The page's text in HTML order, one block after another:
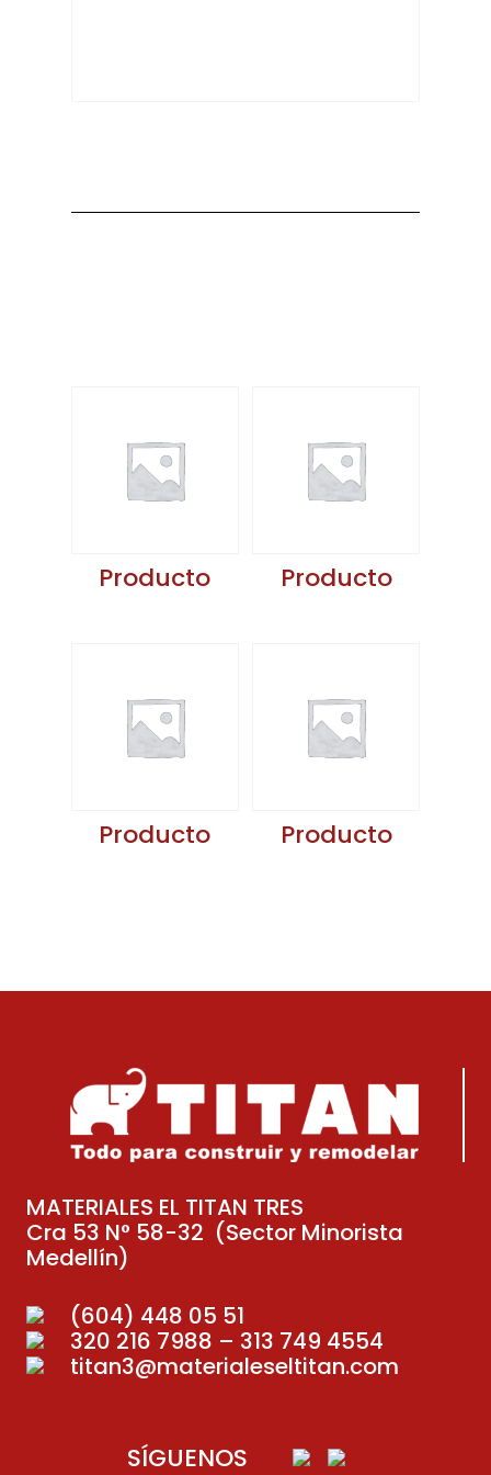
Producto Producto
Producto Producto
MATERIALES EL TITAN TRES
Cra 53 N° 58-32 (Sector Minorista
Medellín)
(604) 448 05 51
320 216 7988 – 313 749 4554
titan3@materialeseltitan.com
SÍGUENOS